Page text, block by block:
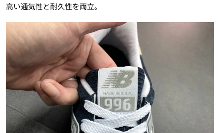
高い通気性と耐久性を両立。